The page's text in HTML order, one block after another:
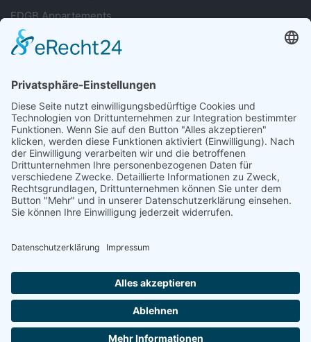
FDGB Appartements
Sie haben Fragen?
038393 699677
Oder nutzen Sie unser Kontaktformular
Schreiben Sie uns!
Folgt uns auf Social Media
© 2026 FeWo Ruegen Urlaub. Designed by
SYSTEMS